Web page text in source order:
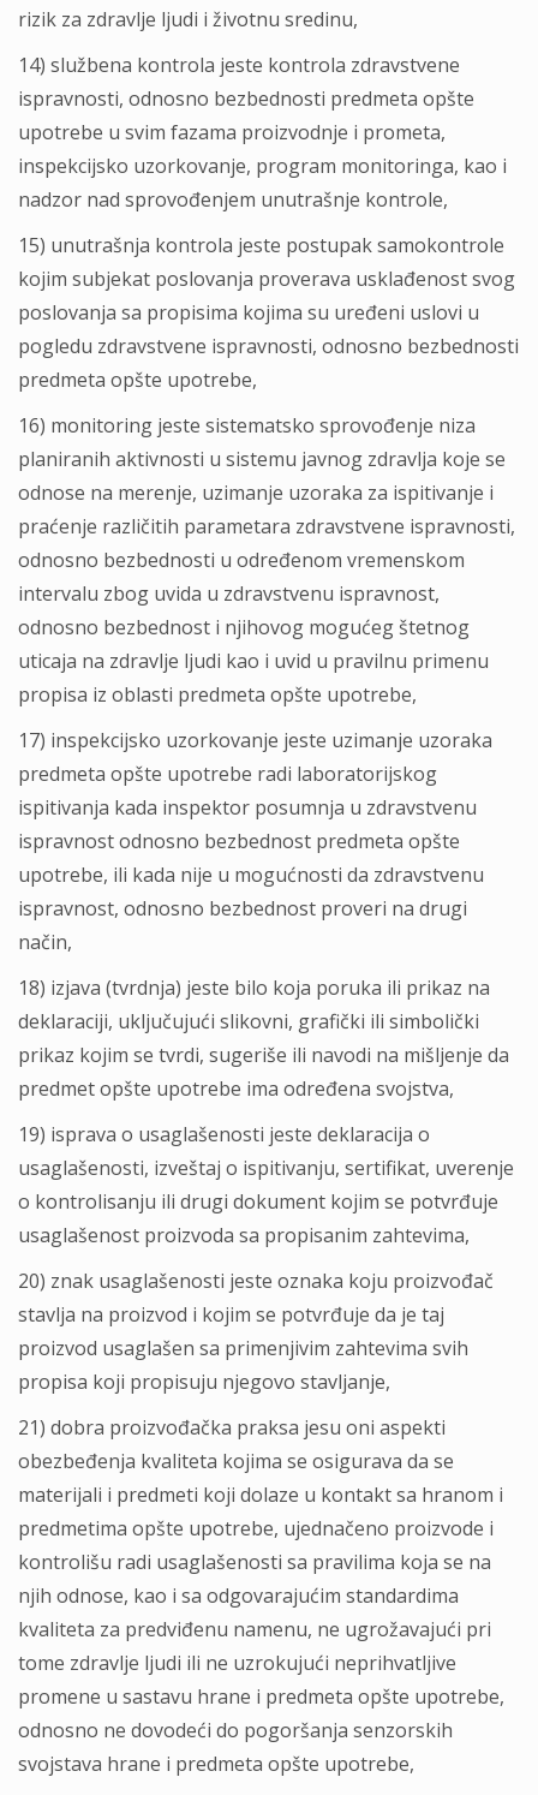
rizik za zdravlјe lјudi i životnu sredinu,
14) službena kontrola jeste kontrola zdravstvene
ispravnosti, odnosno bezbednosti predmeta opšte
upotrebe u svim fazama proizvodnje i prometa,
inspekcijsko uzorkovanje, program monitoringa, kao i
nadzor nad sprovođenjem unutrašnje kontrole,
15) unutrašnja kontrola jeste postupak samokontrole
kojim subjekat poslovanja proverava usklađenost svog
poslovanja sa propisima kojima su uređeni uslovi u
pogledu zdravstvene ispravnosti, odnosno bezbednosti
predmeta opšte upotrebe,
16) monitoring jeste sistematsko sprovođenje niza
planiranih aktivnosti u sistemu javnog zdravlјa koje se
odnose na merenje, uzimanje uzoraka za ispitivanje i
praćenje različitih parametara zdravstvene ispravnosti,
odnosno bezbednosti u određenom vremenskom
intervalu zbog uvida u zdravstvenu ispravnost,
odnosno bezbednost i njihovog mogućeg štetnog
uticaja na zdravlјe lјudi kao i uvid u pravilnu primenu
propisa iz oblasti predmeta opšte upotrebe,
17) inspekcijsko uzorkovanje jeste uzimanje uzoraka
predmeta opšte upotrebe radi laboratorijskog
ispitivanja kada inspektor posumnja u zdravstvenu
ispravnost odnosno bezbednost predmeta opšte
upotrebe, ili kada nije u mogućnosti da zdravstvenu
ispravnost, odnosno bezbednost proveri na drugi
način,
18) izjava (tvrdnja) jeste bilo koja poruka ili prikaz na
deklaraciji, uklјučujući slikovni, grafički ili simbolički
prikaz kojim se tvrdi, sugeriše ili navodi na mišlјenje da
predmet opšte upotrebe ima određena svojstva,
19) isprava o usaglašenosti jeste deklaracija o
usaglašenosti, izveštaj o ispitivanju, sertifikat, uverenje
o kontrolisanju ili drugi dokument kojim se potvrđuje
usaglašenost proizvoda sa propisanim zahtevima,
20) znak usaglašenosti jeste oznaka koju proizvođač
stavlјa na proizvod i kojim se potvrđuje da je taj
proizvod usaglašen sa primenjivim zahtevima svih
propisa koji propisuju njegovo stavlјanje,
21) dobra proizvođačka praksa jesu oni aspekti
obezbeđenja kvaliteta kojima se osigurava da se
materijali i predmeti koji dolaze u kontakt sa hranom i
predmetima opšte upotrebe, ujednačeno proizvode i
kontrolišu radi usaglašenosti sa pravilima koja se na
njih odnose, kao i sa odgovarajućim standardima
kvaliteta za predviđenu namenu, ne ugrožavajući pri
tome zdravlјe lјudi ili ne uzrokujući neprihvatlјive
promene u sastavu hrane i predmeta opšte upotrebe,
odnosno ne dovodeći do pogoršanja senzorskih
svojstava hrane i predmeta opšte upotrebe,